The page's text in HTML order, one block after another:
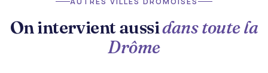
On intervient aussidans toute la
Drôme